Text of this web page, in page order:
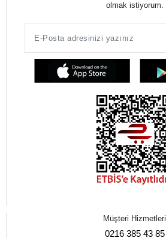
olmak istiyorum.
Müşteri Hizmetleri
0216 385 43 85